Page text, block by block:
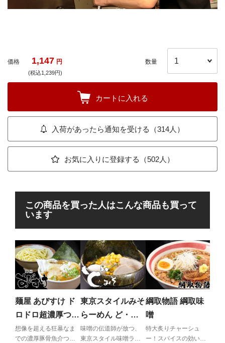
価格 1,147 円
(税込1,239円)
数量
カートに入れる
入荷があったら通知を受ける（314人）
お気に入りに登録する（502人）
この商品を買った人はこんな商品も買って
います
麺屋 あびすけ ド
ロドロ超濃厚つけ
麺
想像を超える狂暴なま
での濃厚豚骨魚介つけ
東京スタイルみそ
らーめん ど・み
そ 特みそこって
味噌の伝道師が放つ、
東京スタイル味噌ラー
綱取物語 綱取味
噌
特大炙りチャーシュ
ー！スパイスの効いた